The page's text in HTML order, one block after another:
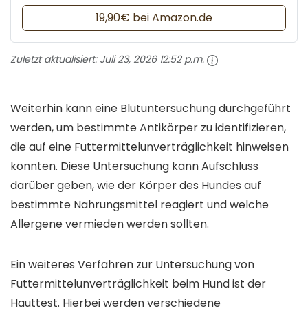
19,90€ bei Amazon.de
Zuletzt aktualisiert: Juli 23, 2026 12:52 p.m.
Weiterhin kann eine Blutuntersuchung durchgeführt
werden, um bestimmte Antikörper zu identifizieren,
die auf eine Futtermittelunverträglichkeit hinweisen
könnten. Diese Untersuchung kann Aufschluss
darüber geben, wie der Körper des Hundes auf
bestimmte Nahrungsmittel reagiert und welche
Allergene vermieden werden sollten.
Ein weiteres Verfahren zur Untersuchung von
Futtermittelunverträglichkeit beim Hund ist der
Hauttest. Hierbei werden verschiedene